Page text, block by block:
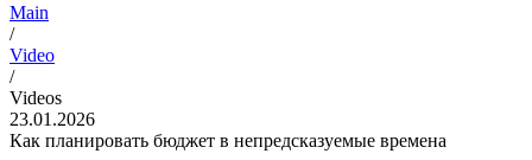
Main
/
Video
/
Videos
23.01.2026
Как планировать бюджет в непредсказуемые времена